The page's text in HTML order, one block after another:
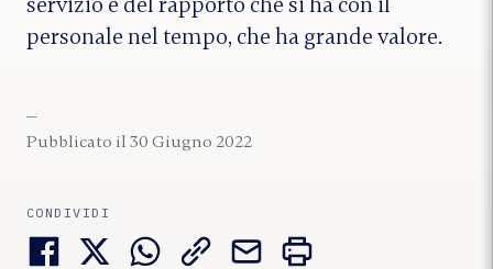
personale nel tempo, che ha grande valore.
Pubblicato il 30 Giugno 2022
CONDIVIDI